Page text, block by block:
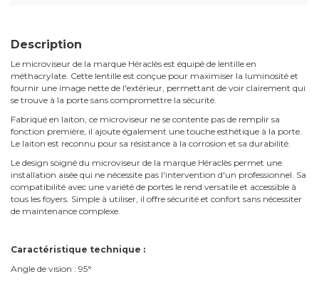
Description
Le microviseur de la marque Héraclès est équipé de lentille en
méthacrylate. Cette lentille est conçue pour maximiser la luminosité et
fournir une image nette de l'extérieur, permettant de voir clairement qui
se trouve à la porte sans compromettre la sécurité.
Fabriqué en laiton, ce microviseur ne se contente pas de remplir sa
fonction première, il ajoute également une touche esthétique à la porte.
Le laiton est reconnu pour sa résistance à la corrosion et sa durabilité.
Le design soigné du microviseur de la marque Héraclès permet une
installation aisée qui ne nécessite pas l'intervention d'un professionnel. Sa
compatibilité avec une variété de portes le rend versatile et accessible à
tous les foyers. Simple à utiliser, il offre sécurité et confort sans nécessiter
de maintenance complexe.
Caractéristique technique :
Angle de vision : 95°